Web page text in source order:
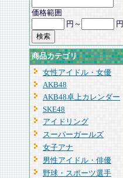
価格範囲
円～
円
商品カテゴリ
女性アイドル・女優
AKB48
AKB48卓上カレンダー
SKE48
アイドリング
スーパーガールズ
女子アナ
男性アイドル・俳優
野球・スポーツ選手